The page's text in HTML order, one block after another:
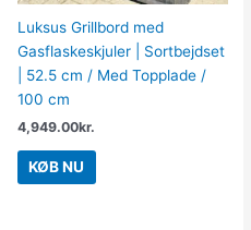
Luksus Grillbord med
Gasflaskeskjuler | Sortbejdset
| 52.5 cm / Med Topplade /
100 cm
4,949.00kr.
KØB NU